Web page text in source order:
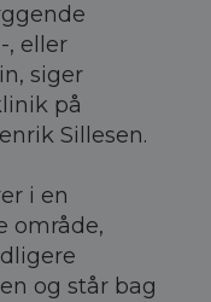
, eller
siger
på
Sillesen.
i en
område,
og står bag